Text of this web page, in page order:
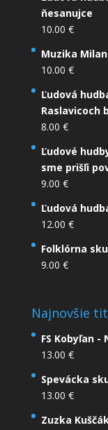
ňesanujce
10.00 €
Muzika
10.00 €
Ľudová
Raslavicoch
8.00 €
Ľudové
sme prišľi
9.00 €
Ľudová
12.00 €
Folklórna
9.00 €
Najnovšie
FS Kobyľan
13.00 €
Spevácka
13.00 €
Zuzka